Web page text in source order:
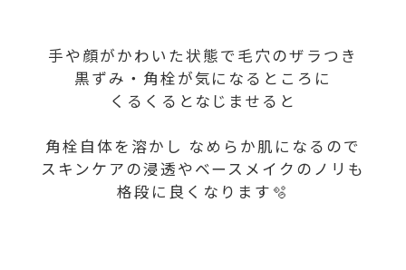
手や顔がかわいた状態で毛穴のザラつき
黒ずみ・角栓が気になるところに
くるくるとなじませると
角栓自体を溶かし なめらか肌になるので
スキンケアの浸透やベースメイクのノリも
格段に良くなります🫧